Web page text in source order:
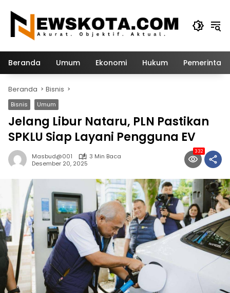
konten
Beranda Umum Ekonomi Hukum
Beranda Bisnis
Bisnis Umum
Jelang Libur Nataru, PLN Pastikan
SPKLU Siap Layani Pengguna EV
Masbud@001
3 Min Baca
Desember 20, 2025
332